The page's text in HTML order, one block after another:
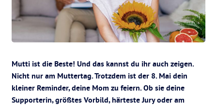
Mutti ist die Beste! Und das kannst du ihr auch zeigen.
Nicht nur am Muttertag. Trotzdem ist der 8. Mai dein
kleiner Reminder, deine Mom zu feiern. Ob sie deine
Supporterin, größtes Vorbild, härteste Jury oder am